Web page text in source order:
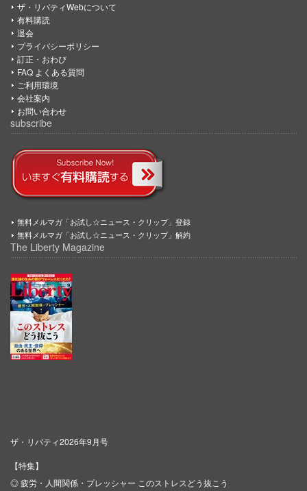
ザ・リバティWebについて
有料購読
退会
プライバシーポリシー
訂正・おわび
FAQ よくある質問
ご利用環境
会社案内
お問い合わせ
subscribe
無料メルマガ「お試し☆ニュース・クリップ」登録
無料メルマガ「お試し☆ニュース・クリップ」解約
The Liberty Magazine
ザ・リバティ2026年9月号
【特集】
◎ 疲労・人間関係・プレッシャー このストレスどう抜こう